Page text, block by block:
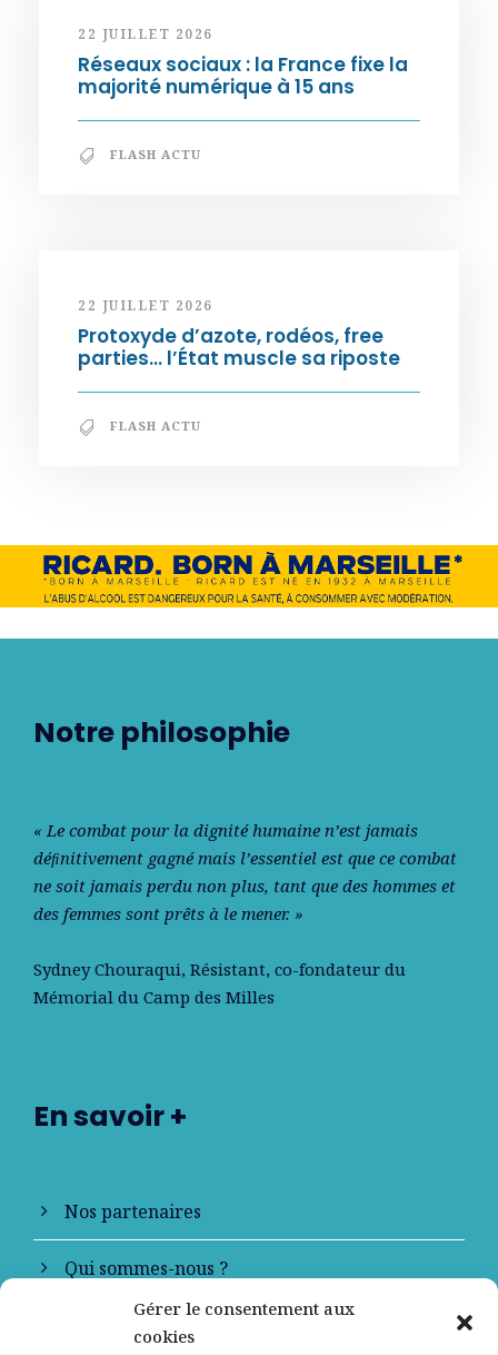
Gérer le consentement aux
cookies
22 JUILLET 2026
Réseaux sociaux : la France fixe la
majorité numérique à 15 ans
FLASH ACTU
22 JUILLET 2026
Protoxyde d’azote, rodéos, free
parties… l’État muscle sa riposte
FLASH ACTU
Notre philosophie
« Le combat pour la dignité humaine n’est jamais
déﬁnitivement gagné mais l’essentiel est que ce combat
ne soit jamais perdu non plus, tant que des hommes et
des femmes sont prêts à le mener. »
Sydney Chouraqui, Résistant, co-fondateur du
Mémorial du Camp des Milles
En savoir +
Nos partenaires
Qui sommes-nous ?
Contactez-nous